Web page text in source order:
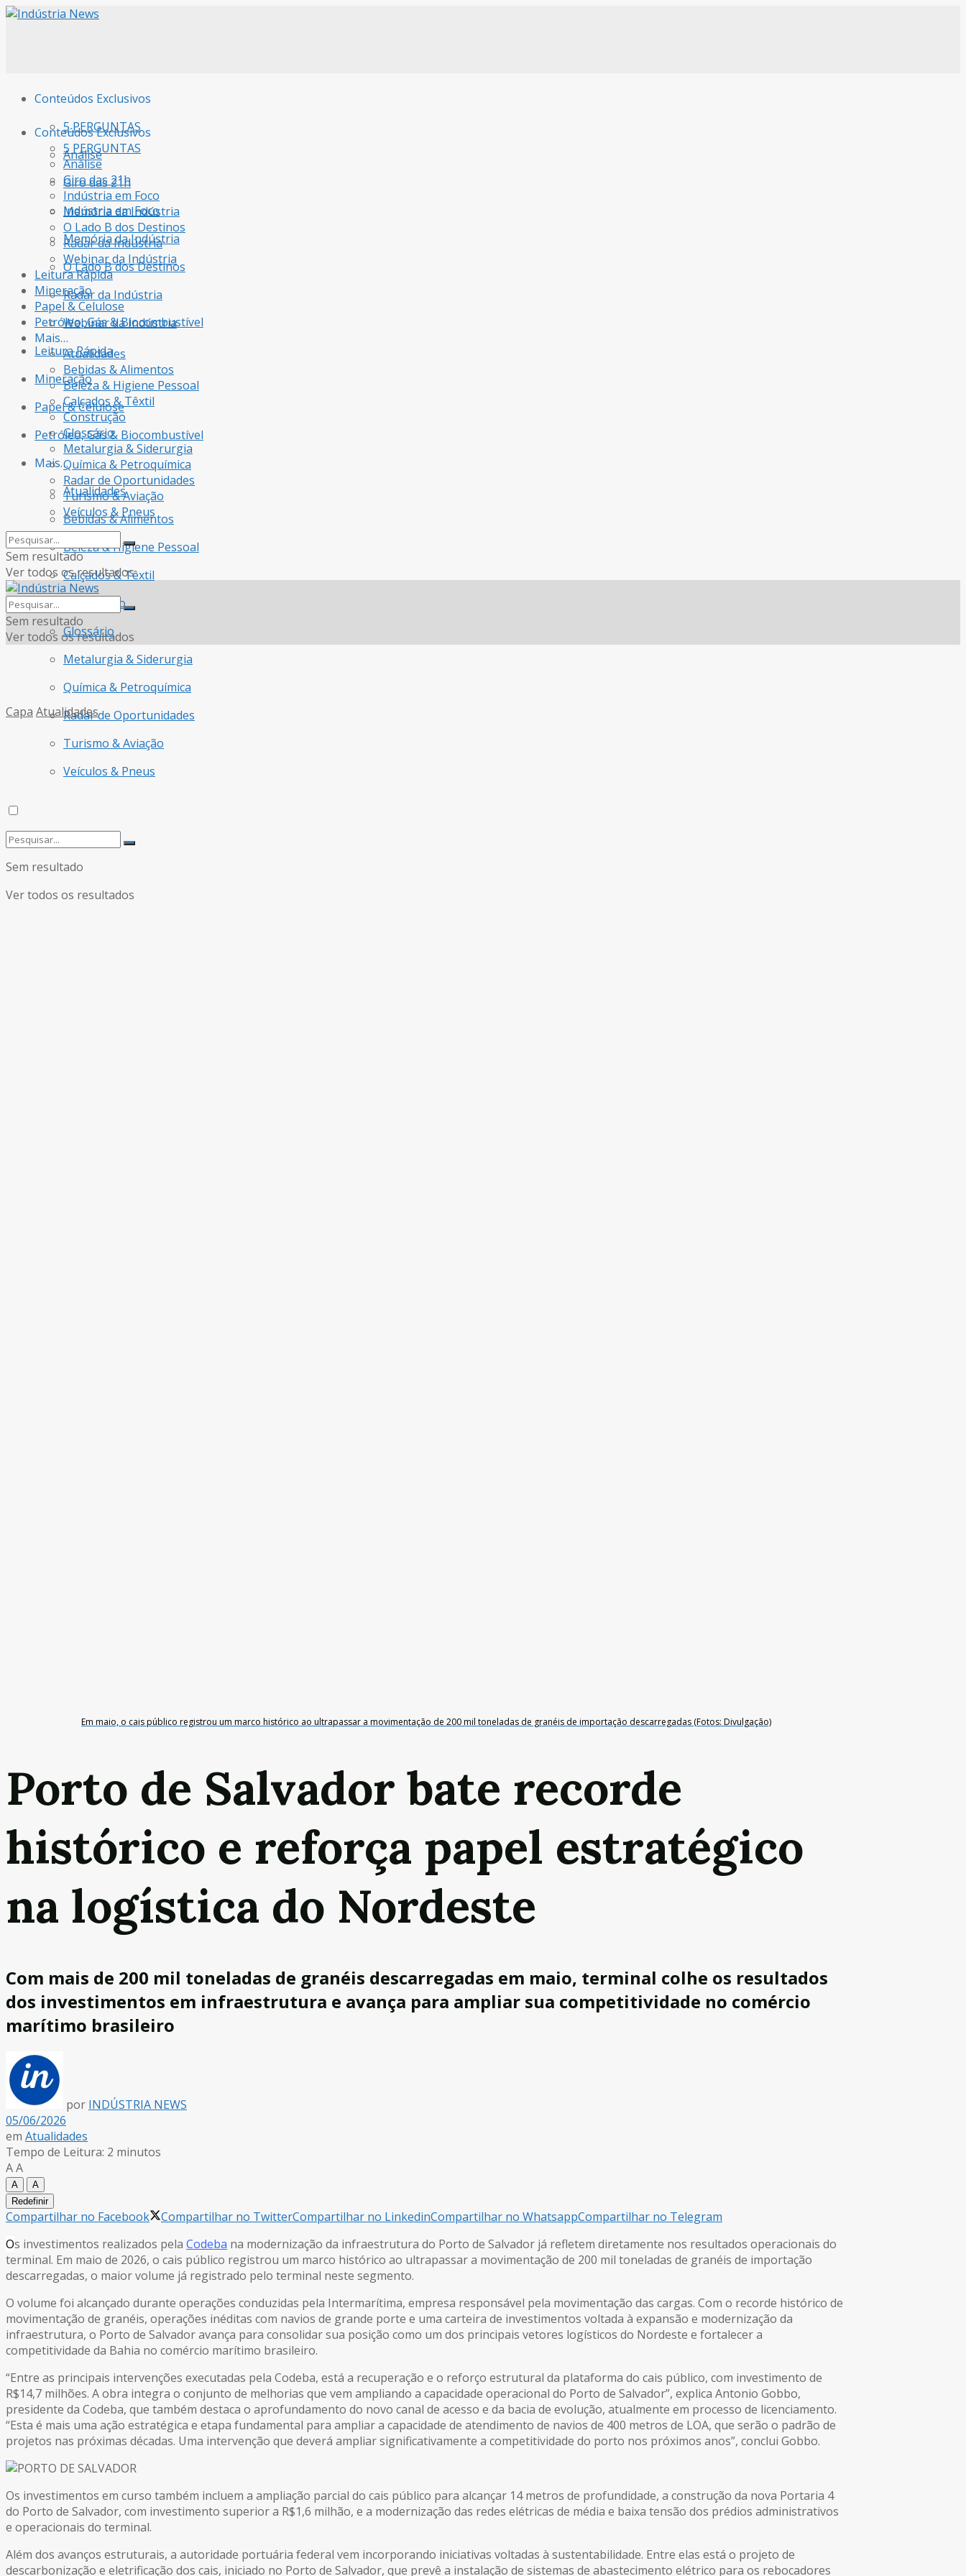
Conteúdos Exclusivos
5 PERGUNTAS
Análise
Giro das 21h
Indústria em Foco
Memória da Indústria
O Lado B dos Destinos
Radar da Indústria
Webinar da Indústria
Leitura Rápida
Mineração
Papel & Celulose
Petróleo, Gás & Biocombustível
Mais…
Atualidades
Bebidas & Alimentos
Beleza & Higiene Pessoal
Calçados & Têxtil
Construção
Glossário
Metalurgia & Siderurgia
Química & Petroquímica
Radar de Oportunidades
Turismo & Aviação
Veículos & Pneus
Sem resultado
Ver todos os resultados
Conteúdos Exclusivos
5 PERGUNTAS
Análise
Giro das 21h
Indústria em Foco
Memória da Indústria
O Lado B dos Destinos
Radar da Indústria
Webinar da Indústria
Leitura Rápida
Mineração
Papel & Celulose
Petróleo, Gás & Biocombustível
Mais…
Atualidades
Bebidas & Alimentos
Beleza & Higiene Pessoal
Calçados & Têxtil
Construção
Glossário
Metalurgia & Siderurgia
Química & Petroquímica
Radar de Oportunidades
Turismo & Aviação
Veículos & Pneus
Sem resultado
Ver todos os resultados
Sem resultado
Ver todos os resultados
Capa Atualidades
Em maio, o cais público registrou um marco histórico ao ultrapassar a movimentação de 200 mil toneladas de granéis de importação descarregadas (Fotos: Divulgação)
Porto de Salvador bate recorde
histórico e reforça papel estratégico
na logística do Nordeste
Com mais de 200 mil toneladas de granéis descarregadas em maio, terminal colhe os resultados
dos investimentos em infraestrutura e avança para ampliar sua competitividade no comércio
marítimo brasileiro
por INDÚSTRIA NEWS
05/06/2026
em Atualidades
Tempo de Leitura: 2 minutos
AA
A
A
Redefinir
Compartilhar no Facebook Compartilhar no TwitterCompartilhar no LinkedinCompartilhar no WhatsappCompartilhar no Telegram
Os investimentos realizados pela Codeba na modernização da infraestrutura do Porto de Salvador já refletem diretamente nos resultados operacionais do
terminal. Em maio de 2026, o cais público registrou um marco histórico ao ultrapassar a movimentação de 200 mil toneladas de granéis de importação
descarregadas, o maior volume já registrado pelo terminal neste segmento.
O volume foi alcançado durante operações conduzidas pela Intermarítima, empresa responsável pela movimentação das cargas. Com o recorde histórico de
movimentação de granéis, operações inéditas com navios de grande porte e uma carteira de investimentos voltada à expansão e modernização da
infraestrutura, o Porto de Salvador avança para consolidar sua posição como um dos principais vetores logísticos do Nordeste e fortalecer a
competitividade da Bahia no comércio marítimo brasileiro.
“Entre as principais intervenções executadas pela Codeba, está a recuperação e o reforço estrutural da plataforma do cais público, com investimento de
R$14,7 milhões. A obra integra o conjunto de melhorias que vem ampliando a capacidade operacional do Porto de Salvador”, explica Antonio Gobbo,
presidente da Codeba, que também destaca o aprofundamento do novo canal de acesso e da bacia de evolução, atualmente em processo de licenciamento.
“Esta é mais uma ação estratégica e etapa fundamental para ampliar a capacidade de atendimento de navios de 400 metros de LOA, que serão o padrão de
projetos nas próximas décadas. Uma intervenção que deverá ampliar significativamente a competitividade do porto nos próximos anos”, conclui Gobbo.
Os investimentos em curso também incluem a ampliação parcial do cais público para alcançar 14 metros de profundidade, a construção da nova Portaria 4
do Porto de Salvador, com investimento superior a R$1,6 milhão, e a modernização das redes elétricas de média e baixa tensão dos prédios administrativos
e operacionais do terminal.
Além dos avanços estruturais, a autoridade portuária federal vem incorporando iniciativas voltadas à sustentabilidade. Entre elas está o projeto de
descarbonização e eletrificação dos cais, iniciado no Porto de Salvador, que prevê a instalação de sistemas de abastecimento elétrico para os rebocadores